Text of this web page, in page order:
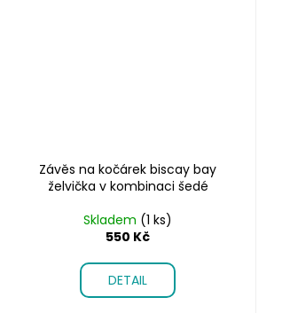
Závěs na kočárek biscay bay
želvička v kombinaci šedé
Skladem (1 ks)
550 Kč
DETAIL